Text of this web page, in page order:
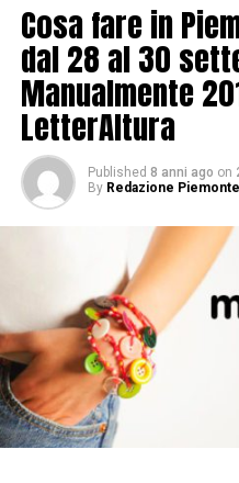
Cosa fare in
dal 28 al 30
Manualmente
LetterAltura
Published 8 anni ago on
By Redazione